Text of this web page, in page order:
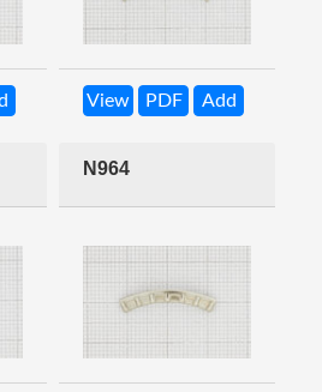
View PDF Add
N964